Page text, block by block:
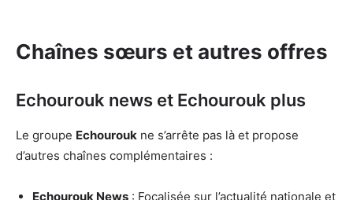
Chaînes sœurs et autres offres
Echourouk news et Echourouk plus
Le groupe Echourouk ne s’arrête pas là et propose
d’autres chaînes complémentaires :
Echourouk News : Focalisée sur l’actualité nationale et